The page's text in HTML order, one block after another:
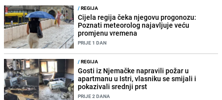
/REGIJA
Cijela regija čeka njegovu progonozu:
Poznati meteorolog najavljuje veću
promjenu vremena
PRIJE 1 DAN
/REGIJA
Gosti iz Njemačke napravili požar u
apartmanu u Istri, vlasniku se smijali i
pokazivali srednji prst
PRIJE 2 DANA